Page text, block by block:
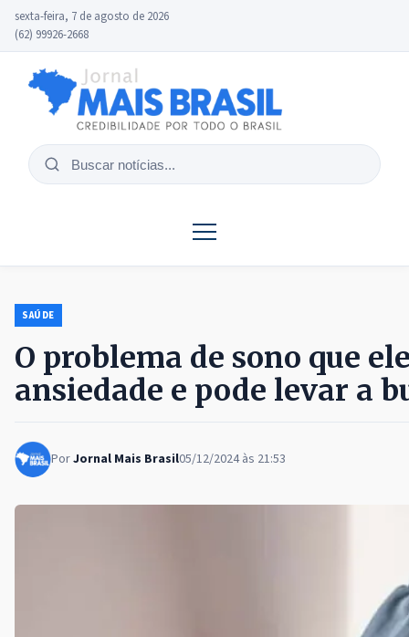
sexta-feira, 7 de agosto de 2026
(62) 99926-2668
Buscar
SAÚDE
O problema de sono que
ansiedade e pode levar a
PorJornal Mais Brasil05/12/2024 às 21:53